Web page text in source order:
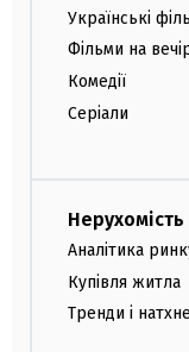
Українські
Фільми на
Комедії
Серіали
Нерухомість
Аналітика
Купівля житла
Тренди і